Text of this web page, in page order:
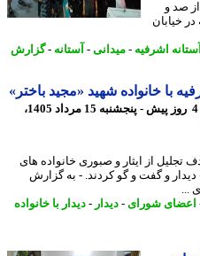
و
اشرفیه-میدانی- آستانه-گزارش
خانواده شهید «مجید باختر»
4 روز پیش - پنجشنبه 15 مرداد 1405،
از ایثار و صبوری خانواده های
و گفت و گو کردند. - به گزارش
شورای- دیدار-دیدار با خانواده